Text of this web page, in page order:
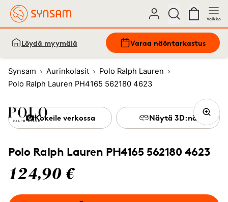
Valikko
Löydä myymälä Varaa näöntarkastus
Synsam Aurinkolasit
Polo Ralph Lauren
Polo Ralph Lauren PH4165 562180 4623
Polo Ralph Lauren PH4165 562180 4623
124,90 €
Kokeile verkossa Näytä 3D:nä